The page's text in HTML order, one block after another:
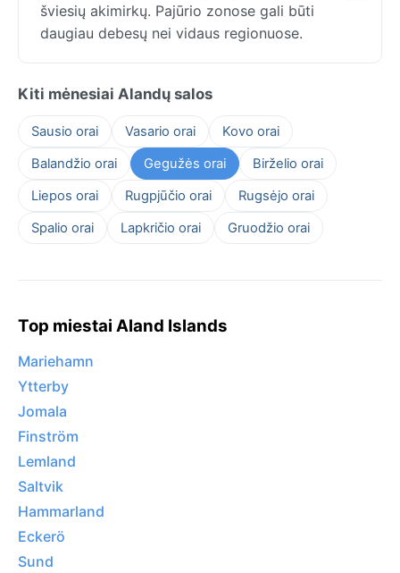
šviesių akimirkų. Pajūrio zonose gali būti
daugiau debesų nei vidaus regionuose.
Kiti mėnesiai Alandų salos
Sausio orai Vasario orai
Kovo orai
Balandžio orai
Gegužės orai
Birželio orai
Liepos orai
Rugpjūčio orai
Rugsėjo orai
Spalio orai
Lapkričio orai Gruodžio orai
Top miestai Aland Islands
Mariehamn
Ytterby
Jomala
Finström
Lemland
Saltvik
Hammarland
Eckerö
Sund